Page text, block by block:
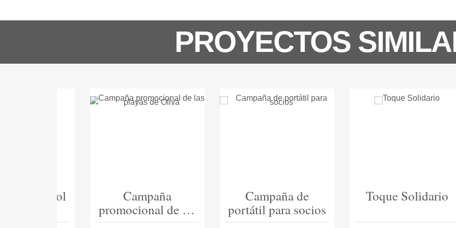
PROYECTOS
Campaña de
portátil para socios
Toque Solidario Campaña comics